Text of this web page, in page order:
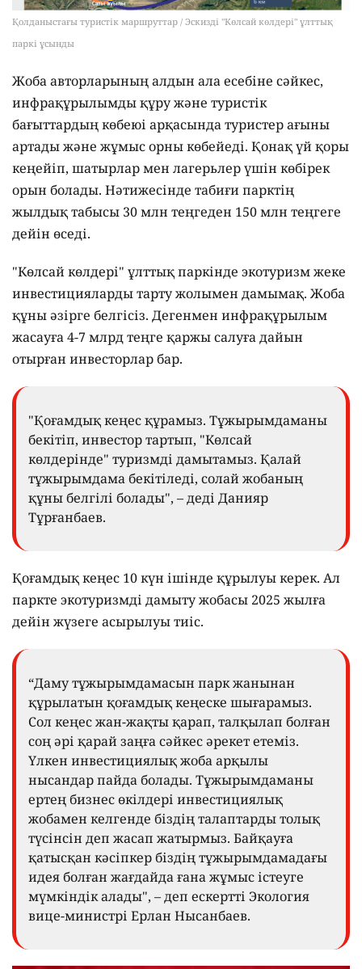
Қолданыстағы туристік маршруттар / Эскизді "Көлсай көлдері" ұлттық
паркі ұсынды
Жоба авторларының алдын ала есебіне сәйкес,
инфрақұрылымды құру және туристік
бағыттардың көбеюі арқасында туристер ағыны
артады және жұмыс орны көбейеді. Қонақ үй қоры
кеңейіп, шатырлар мен лагерьлер үшін көбірек
орын болады. Нәтижесінде табиғи парктің
жылдық табысы 30 млн теңгеден 150 млн теңгеге
дейін өседі.
"Көлсай көлдері" ұлттық паркінде экотуризм жеке
инвестицияларды тарту жолымен дамымақ. Жоба
құны әзірге белгісіз. Дегенмен инфрақұрылым
жасауға 4-7 млрд теңге қаржы салуға дайын
отырған инвесторлар бар.
"Қоғамдық кеңес құрамыз. Тұжырымдаманы
бекітіп, инвестор тартып, "Көлсай
көлдерінде" туризмді дамытамыз. Қалай
тұжырымдама бекітіледі, солай жобаның
құны белгілі болады", – деді Данияр
Тұрғанбаев.
Қоғамдық кеңес 10 күн ішінде құрылуы керек. Ал
паркте экотуризмді дамыту жобасы 2025 жылға
дейін жүзеге асырылуы тиіс.
“Даму тұжырымдамасын парк жанынан
құрылатын қоғамдық кеңеске шығарамыз.
Сол кеңес жан-жақты қарап, талқылап болған
соң әрі қарай заңға сәйкес әрекет етеміз.
Үлкен инвестициялық жоба арқылы
нысандар пайда болады. Тұжырымдаманы
ертең бизнес өкілдері инвестициялық
жобамен келгенде біздің талаптарды толық
түсінсін деп жасап жатырмыз. Байқауға
қатысқан кәсіпкер біздің тұжырымдамадағы
идея болған жағдайда ғана жұмыс істеуге
мүмкіндік алады", – деп ескертті Экология
вице-министрі Ерлан Нысанбаев.